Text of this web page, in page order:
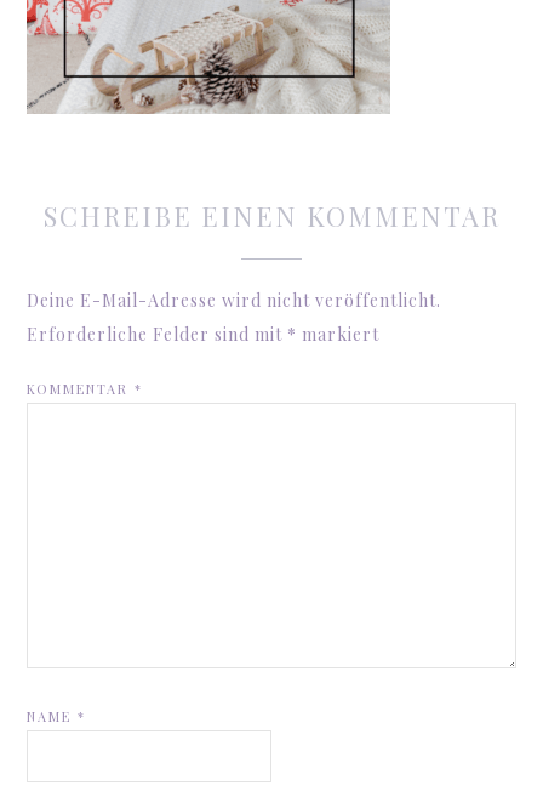
SCHREIBE EINEN KOMMENTAR
Deine E-Mail-Adresse wird nicht veröffentlicht.
Erforderliche Felder sind mit * markiert
KOMMENTAR*
NAME*